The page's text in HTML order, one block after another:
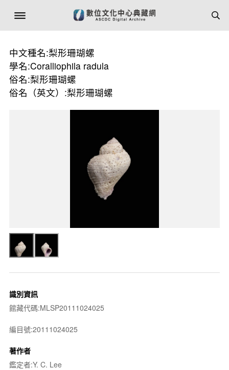
中文種名:梨形珊瑚螺
學名:Coralliophila radula
俗名:梨形珊瑚螺
俗名（英文）:梨形珊瑚螺
識別資訊
館藏代碼:MLSP20111024025
編目號:20111024025
著作者
鑑定者:Y. C. Lee